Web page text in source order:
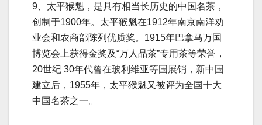
9、太平猴魁，是具有相当长历史的中国名茶，
创制于1900年。太平猴魁在1912年南京南洋劝
业会和农商部陈列优质奖。1915年巴拿马万国
博览会上获得金奖及“万人品茶”专用茶等荣誉，
20世纪 30年代曾在玻利维亚等国展销，新中国
建立后，1955年，太平猴魁又被评为全国十大
中国名茶之一。